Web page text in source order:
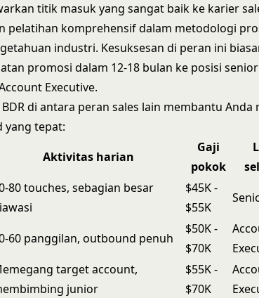
titik masuk yang sangat baik ke karier
pelatihan komprehensif dalam metodologi
industri. Kesuksesan di peran ini
promosi dalam 12-18 bulan ke posisi senior
Executive.
di antara peran sales lain membantu Anda
yang tepat:
Aktivitas harian
Gaji
pokok
80 touches, sebagian besar
$45K -
$55K
60 panggilan, outbound penuh
$50K -
$70K
target account,
junior
$55K -
$70K